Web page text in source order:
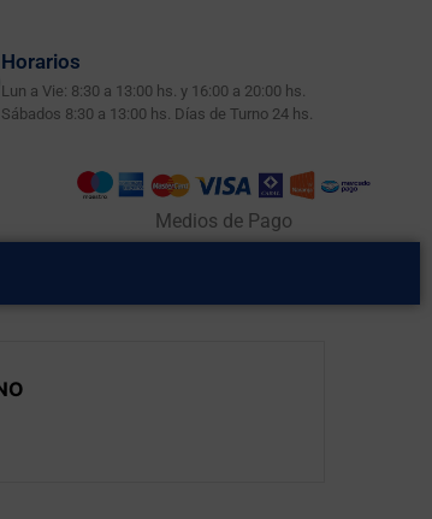
Horarios
Lun a Vie: 8:30 a 13:00 hs. y 16:00 a 20:00 hs.
Sábados 8:30 a 13:00 hs. Días de Turno 24 hs.
Medios de Pago